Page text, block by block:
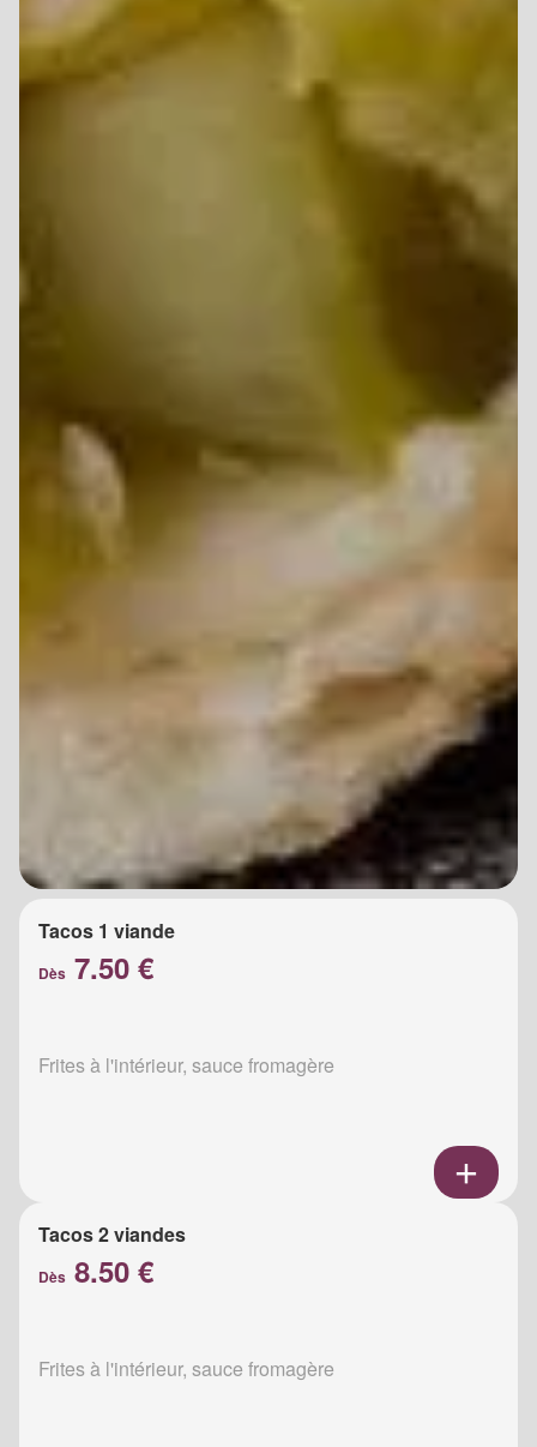
Tacos 1 viande
Dès 7.50 €
Frites à l'intérieur, sauce fromagère
Tacos 2 viandes
Dès 8.50 €
Frites à l'intérieur, sauce fromagère